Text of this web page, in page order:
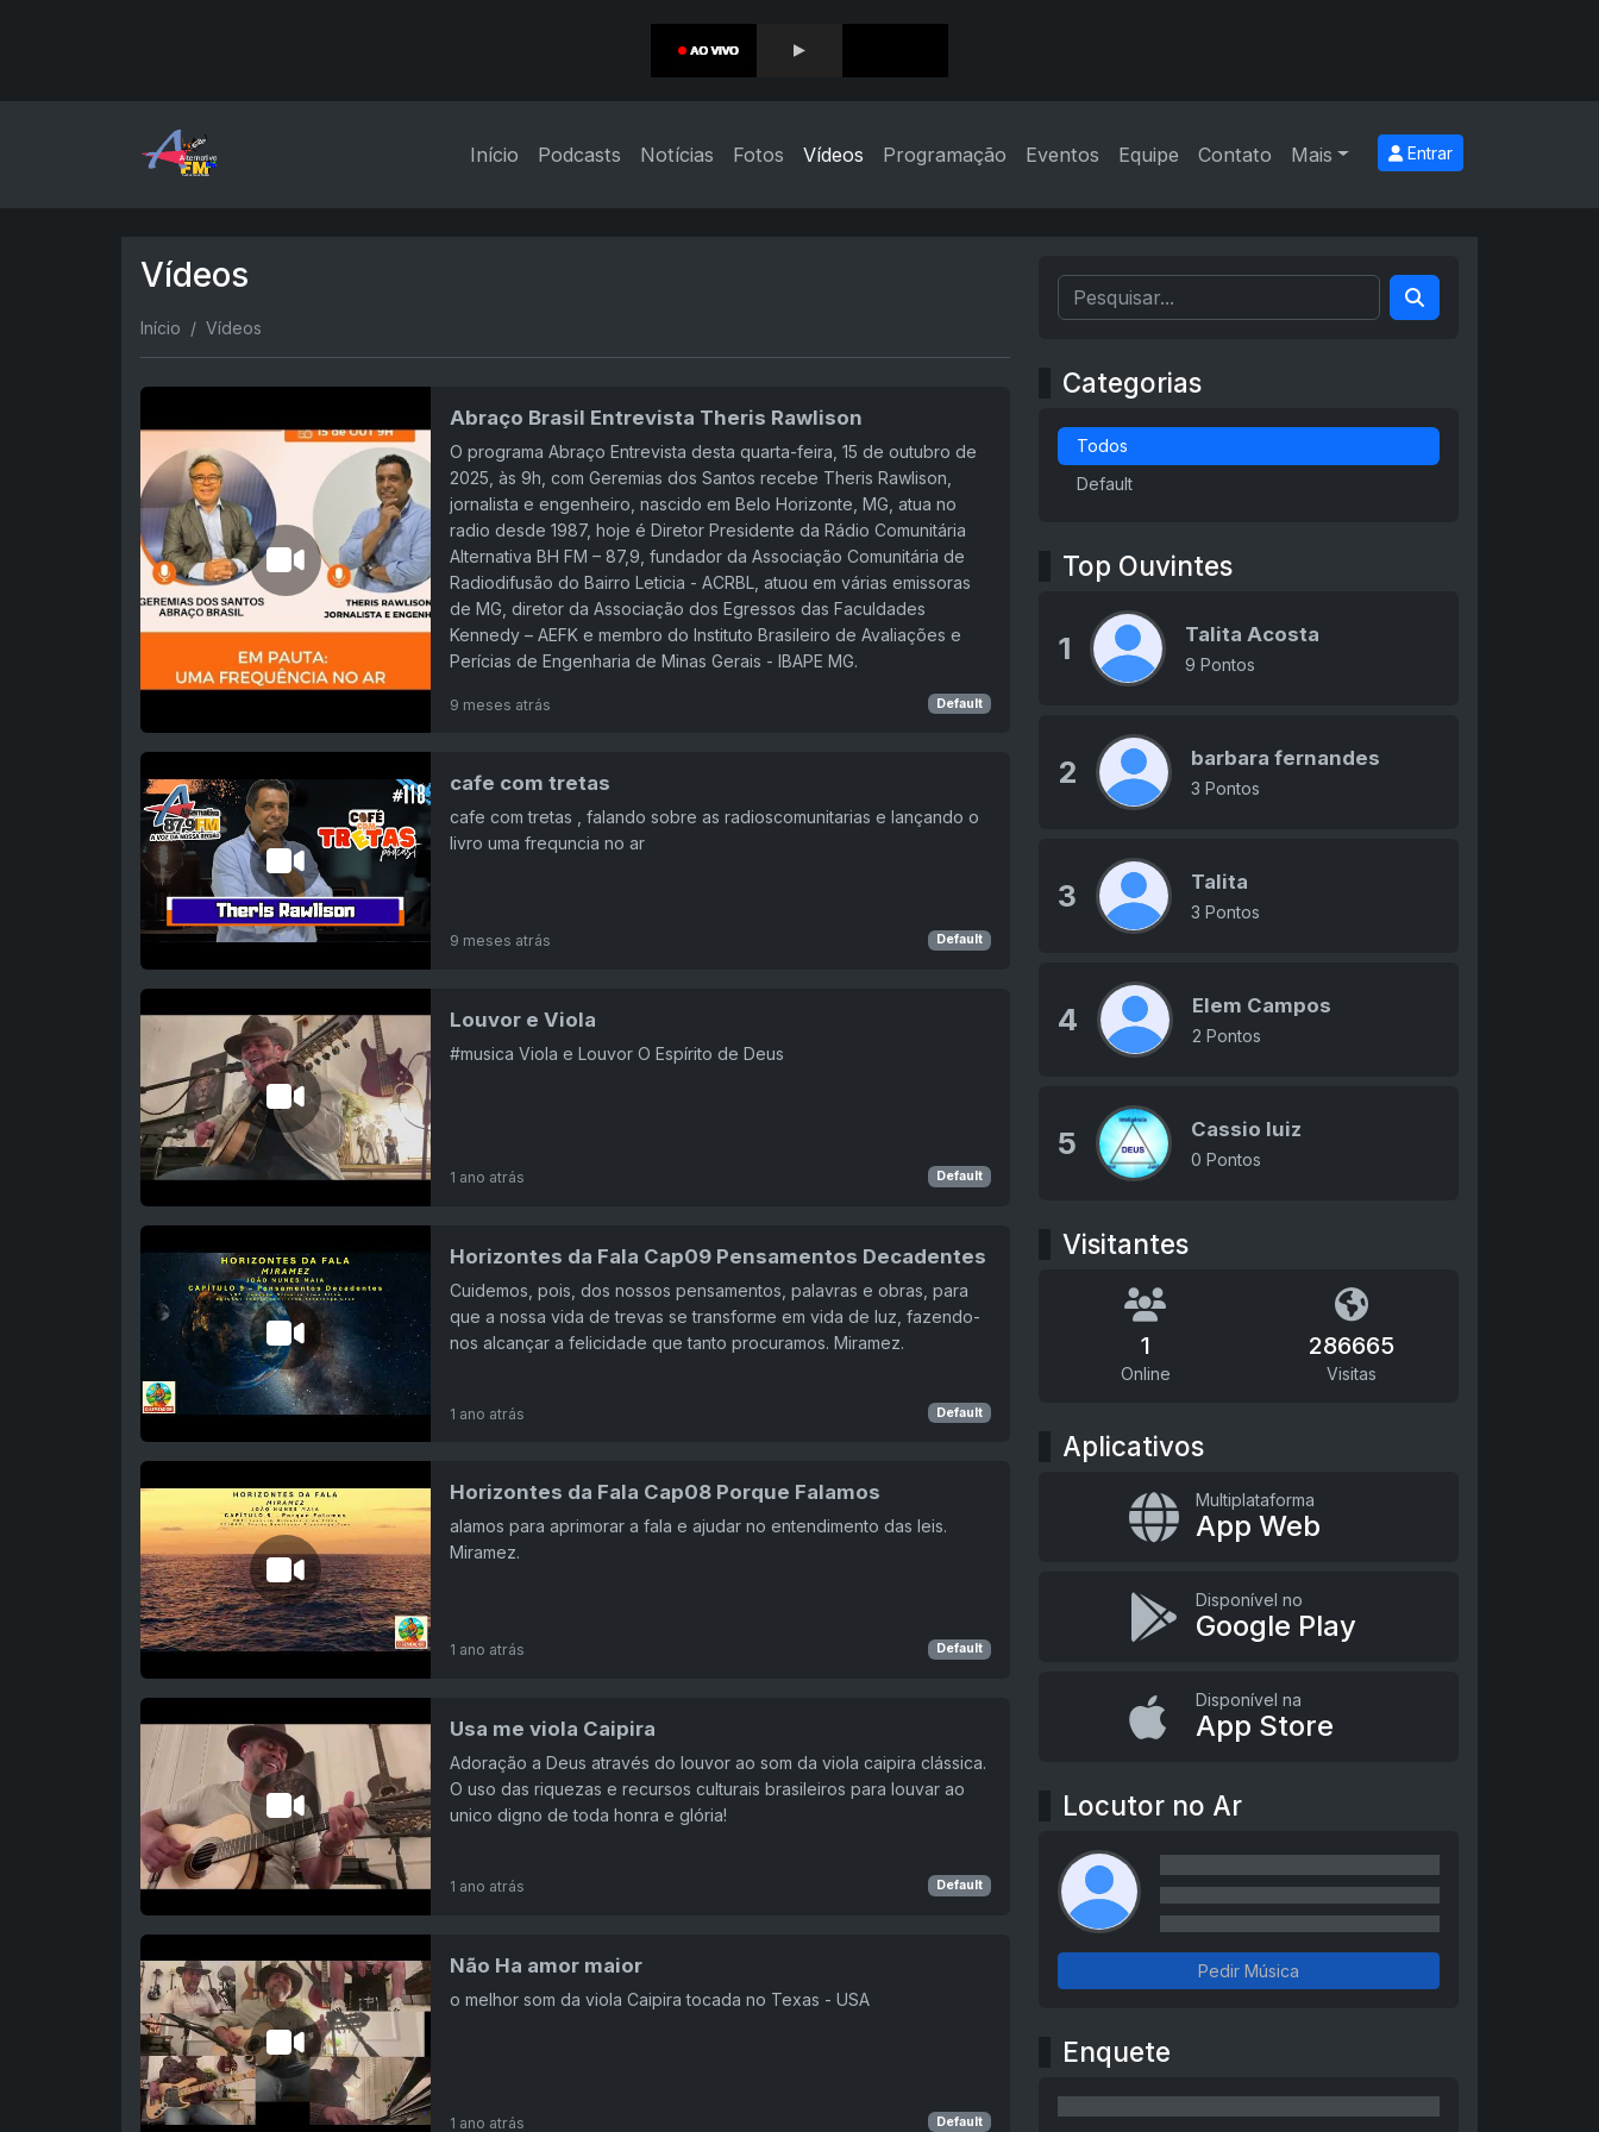
Início Podcasts Notícias Fotos Vídeos Programação Eventos Equipe Contato Mais Entrar
Vídeos
Início Vídeos
Abraço Brasil Entrevista Theris Rawlison
O programa Abraço Entrevista desta quarta-feira, 15 de outubro de
2025, às 9h, com Geremias dos Santos recebe Theris Rawlison,
jornalista e engenheiro, nascido em Belo Horizonte, MG, atua no
radio desde 1987, hoje é Diretor Presidente da Rádio Comunitária
Alternativa BH FM – 87,9, fundador da Associação Comunitária de
Radiodifusão do Bairro Leticia - ACRBL, atuou em várias emissoras
de MG, diretor da Associação dos Egressos das Faculdades
Kennedy – AEFK e membro do Instituto Brasileiro de Avaliações e
Perícias de Engenharia de Minas Gerais - IBAPE MG.
9 meses atrás Default
cafe com tretas
cafe com tretas , falando sobre as radioscomunitarias e lançando o
livro uma frequncia no ar
9 meses atrás Default
Louvor e Viola
#musica Viola e Louvor O Espírito de Deus
1 ano atrás Default
Horizontes da Fala Cap09 Pensamentos Decadentes
Cuidemos, pois, dos nossos pensamentos, palavras e obras, para
que a nossa vida de trevas se transforme em vida de luz, fazendo-
nos alcançar a felicidade que tanto procuramos. Miramez.
1 ano atrás Default
Horizontes da Fala Cap08 Porque Falamos
alamos para aprimorar a fala e ajudar no entendimento das leis.
Miramez.
1 ano atrás Default
Usa me viola Caipira
Adoração a Deus através do louvor ao som da viola caipira clássica.
O uso das riquezas e recursos culturais brasileiros para louvar ao
unico digno de toda honra e glória!
1 ano atrás Default
Não Ha amor maior
o melhor som da viola Caipira tocada no Texas - USA
1 ano atrás Default
Categorias
Todos
Default
Top Ouvintes
1 Talita Acosta
9 Pontos
2 barbara fernandes
3 Pontos
3 Talita
3 Pontos
4 Elem Campos
2 Pontos
5 Cassio luiz
0 Pontos
Visitantes
1
Online
286665
Visitas
Aplicativos
Multiplataforma
App Web
Disponível no
Google Play
Disponível na
App Store
Locutor no Ar
Pedir Música
Enquete